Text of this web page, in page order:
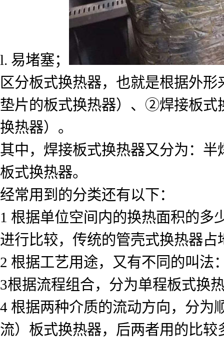
l. 易堵塞；
区分板式换热器，也就是根据外
垫片的板式换热器）、②焊接板
换热器）。
其中，焊接板式换热器又分为：
板式换热器。
经常用到的分类还有以下：
1 根据单位空间内的换热面积的多
进行比较，传统的管壳式换热器占
2 根据工艺用途，又有不同的叫法
3根据流程组合，分为单程板式换
4 根据两种介质的流动方向，分为
流）板式换热器，后两者用的比较